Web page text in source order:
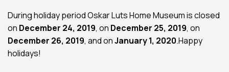
During holiday period Oskar Luts Home Museum is closed
on December 24, 2019, on December 25, 2019, on
December 26, 2019, and onJanuary 1, 2020.Happy
holidays!